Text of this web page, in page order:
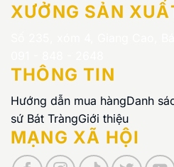
XƯỞNG SẢN
THÔNG TIN
Hướng dẫn mua hàngDanh
sứ Bát TràngGiới thiệu
MẠNG XÃ HỘI